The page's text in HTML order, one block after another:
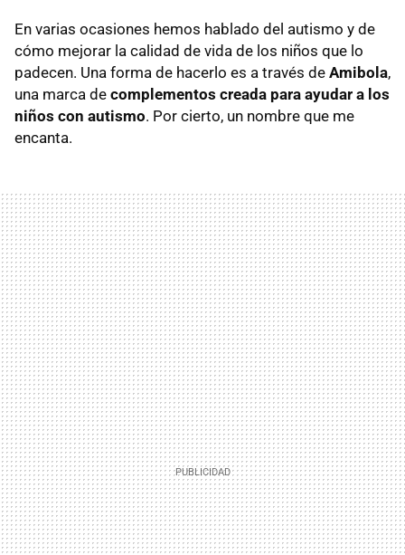
En varias ocasiones hemos hablado del autismo y de
cómo mejorar la calidad de vida de los niños que lo
padecen. Una forma de hacerlo es a través de Amibola,
una marca de complementos creada para ayudar a los
niños con autismo. Por cierto, un nombre que me
encanta.